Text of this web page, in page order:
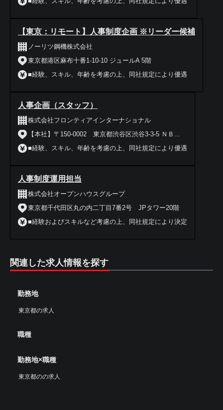
【東京：リモート】人事制度企画 ※リーダー候補
ノーリツ鋼機株式会社
東京都港区麻布十番1-10-10 ジュールA 5階
■経験、スキル、年齢を考慮の上、同社規定により優遇
人事企画（スタッフ）
株式会社フロンティアインターナショナル
【本社】〒150-0002 東京都渋谷区渋谷3-3-5 ＮＢ...
■経験、スキル、年齢を考慮の上、同社規定により優遇
人事制度運用担当
株式会社オープンハウスグループ
東京都千代田区丸の内二丁目7番2号 JPタワー20階
■経験およびスキルなど考慮の上、同社規定により決定
関連した求人情報を探す
勤務地
東京都の求人
職種
勤務地×職種
東京都のの求人